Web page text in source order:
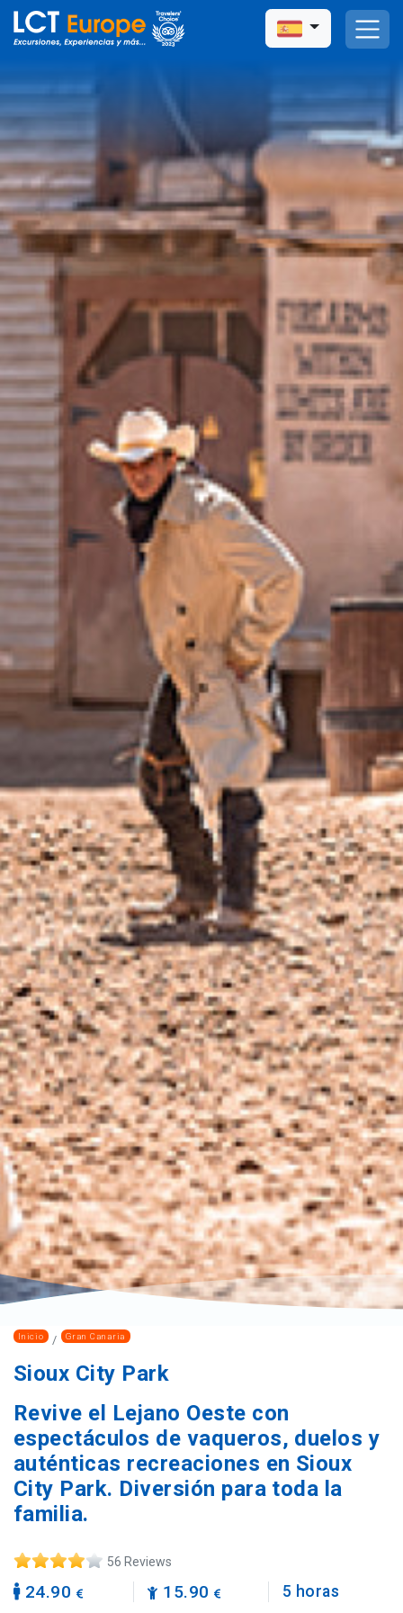
Inicio Gran Canaria
Sioux City Park
Revive el Lejano Oeste con
espectáculos de vaqueros, duelos y
auténticas recreaciones en Sioux
City Park. Diversión para toda la
familia.
56 Reviews
24.90 15.90
5 horas